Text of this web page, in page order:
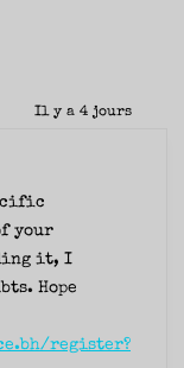
Il y a 4 jours
your
it, I
Hope
register?